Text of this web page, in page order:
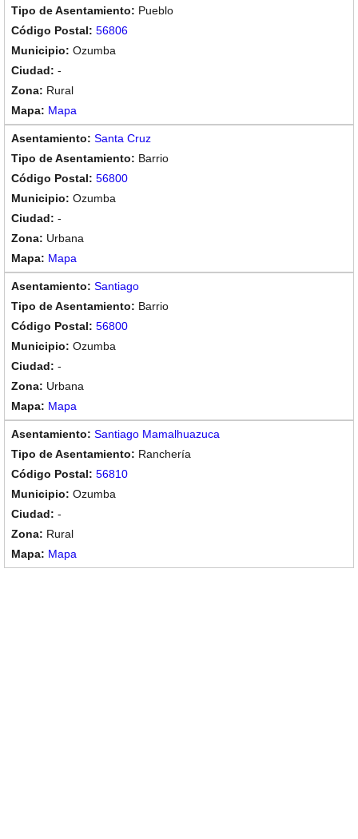
Pueblo
56806
Ozumba
-
Rural
Mapa
Santa Cruz
Barrio
56800
Ozumba
-
Urbana
Mapa
Santiago
Barrio
56800
Ozumba
-
Urbana
Mapa
Santiago Mamalhuazuca
Ranchería
56810
Ozumba
-
Rural
Mapa